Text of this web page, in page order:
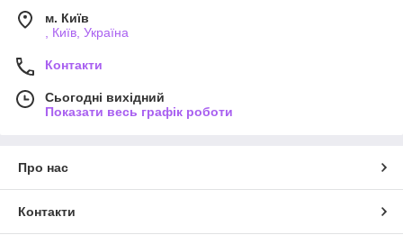
м. Київ
, Київ, Україна
Контакти
Сьогодні вихідний
Показати весь графік роботи
Про нас
Контакти